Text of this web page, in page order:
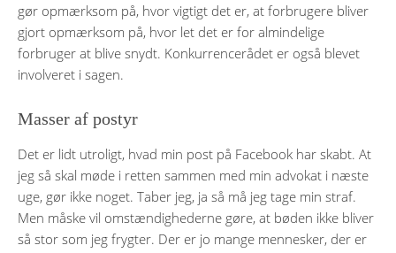
gør opmærksom på, hvor vigtigt det er, at forbrugere bliver
gjort opmærksom på, hvor let det er for almindelige
forbruger at blive snydt. Konkurrencerådet er også blevet
involveret i sagen.
Masser af postyr
Det er lidt utroligt, hvad min post på Facebook har skabt. At
jeg så skal møde i retten sammen med min advokat i næste
uge, gør ikke noget. Taber jeg, ja så må jeg tage min straf.
Men måske vil omstændighederne gøre, at bøden ikke bliver
så stor som jeg frygter. Der er jo mange mennesker, der er